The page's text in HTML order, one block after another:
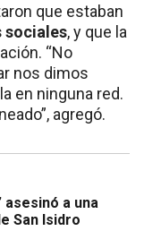
que estaban
sociales, y que la
“No
nos dimos
en ninguna red.
agregó.
asesinó a una
San Isidro